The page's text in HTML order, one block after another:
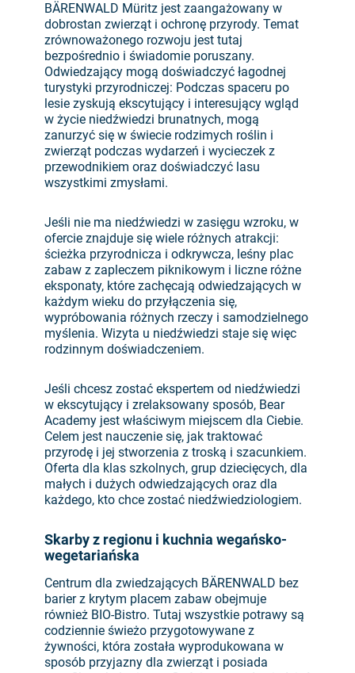
BÄRENWALD Müritz jest zaangażowany w
dobrostan zwierząt i ochronę przyrody. Temat
zrównoważonego rozwoju jest tutaj
bezpośrednio i świadomie poruszany.
Odwiedzający mogą doświadczyć łagodnej
turystyki przyrodniczej: Podczas spaceru po
lesie zyskują ekscytujący i interesujący wgląd
w życie niedźwiedzi brunatnych, mogą
zanurzyć się w świecie rodzimych roślin i
zwierząt podczas wydarzeń i wycieczek z
przewodnikiem oraz doświadczyć lasu
wszystkimi zmysłami.
Jeśli nie ma niedźwiedzi w zasięgu wzroku, w
ofercie znajduje się wiele różnych atrakcji:
ścieżka przyrodnicza i odkrywcza, leśny plac
zabaw z zapleczem piknikowym i liczne różne
eksponaty, które zachęcają odwiedzających w
każdym wieku do przyłączenia się,
wypróbowania różnych rzeczy i samodzielnego
myślenia. Wizyta u niedźwiedzi staje się więc
rodzinnym doświadczeniem.
Jeśli chcesz zostać ekspertem od niedźwiedzi
w ekscytujący i zrelaksowany sposób, Bear
Academy jest właściwym miejscem dla Ciebie.
Celem jest nauczenie się, jak traktować
przyrodę i jej stworzenia z troską i szacunkiem.
Oferta dla klas szkolnych, grup dziecięcych, dla
małych i dużych odwiedzających oraz dla
każdego, kto chce zostać niedźwiedziologiem.
Skarby z regionu i kuchnia wegańsko-
wegetariańska
Centrum dla zwiedzających BÄRENWALD bez
barier z krytym placem zabaw obejmuje
również BIO-Bistro. Tutaj wszystkie potrawy są
codziennie świeżo przygotowywane z
żywności, która została wyprodukowana w
sposób przyjazny dla zwierząt i posiada